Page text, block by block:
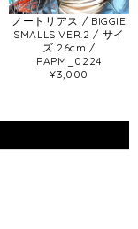
ノートリアス / BIGGIE
SMALLS VER.2 / サイ
ズ 26cm /
PAPM_0224
¥3,000